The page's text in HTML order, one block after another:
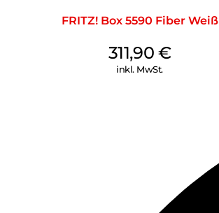
FRITZ! Box 5590 Fiber Weiß
311,90 €
inkl. MwSt.